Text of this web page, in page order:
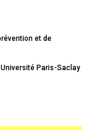
et de
Paris-Saclay